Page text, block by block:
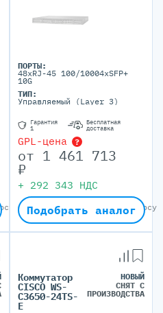
ПОРТЫ:
48xRJ-45 100/10004xSFP+
10G
ТИП:
Управляемый (Layer 3)
Гарантия
1
Бесплатная
доставка
GPL-цена ?
от 1 461 713
₽
+ 292 343 НДС
Окончательная цена по запросу
Подобрать аналог
Коммутатор
CISCO WS-
C3650-24TS-
E
НОВЫЙ
СНЯТ С
ПРОИЗВОДСТВА